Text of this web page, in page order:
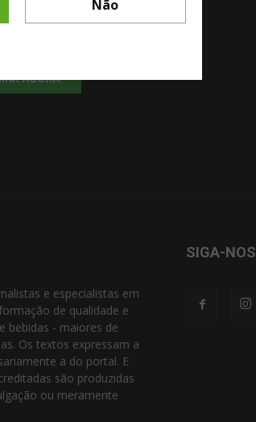
comercial por whatsapp.
AGORA!
Não
e especialistas em
de qualidade e
bebidas - maiores de
Os textos expressam a
a do portal. E
são produzidas
ou meramente
SIGA-NOS